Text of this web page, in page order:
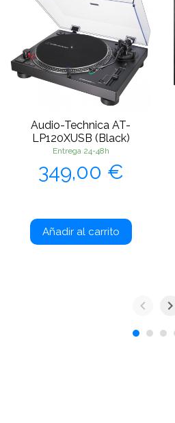
Audio-Technica AT-
LP120XUSB (Black)
Entrega 24-48h
Precio
349,00 €
Añadir al carrito